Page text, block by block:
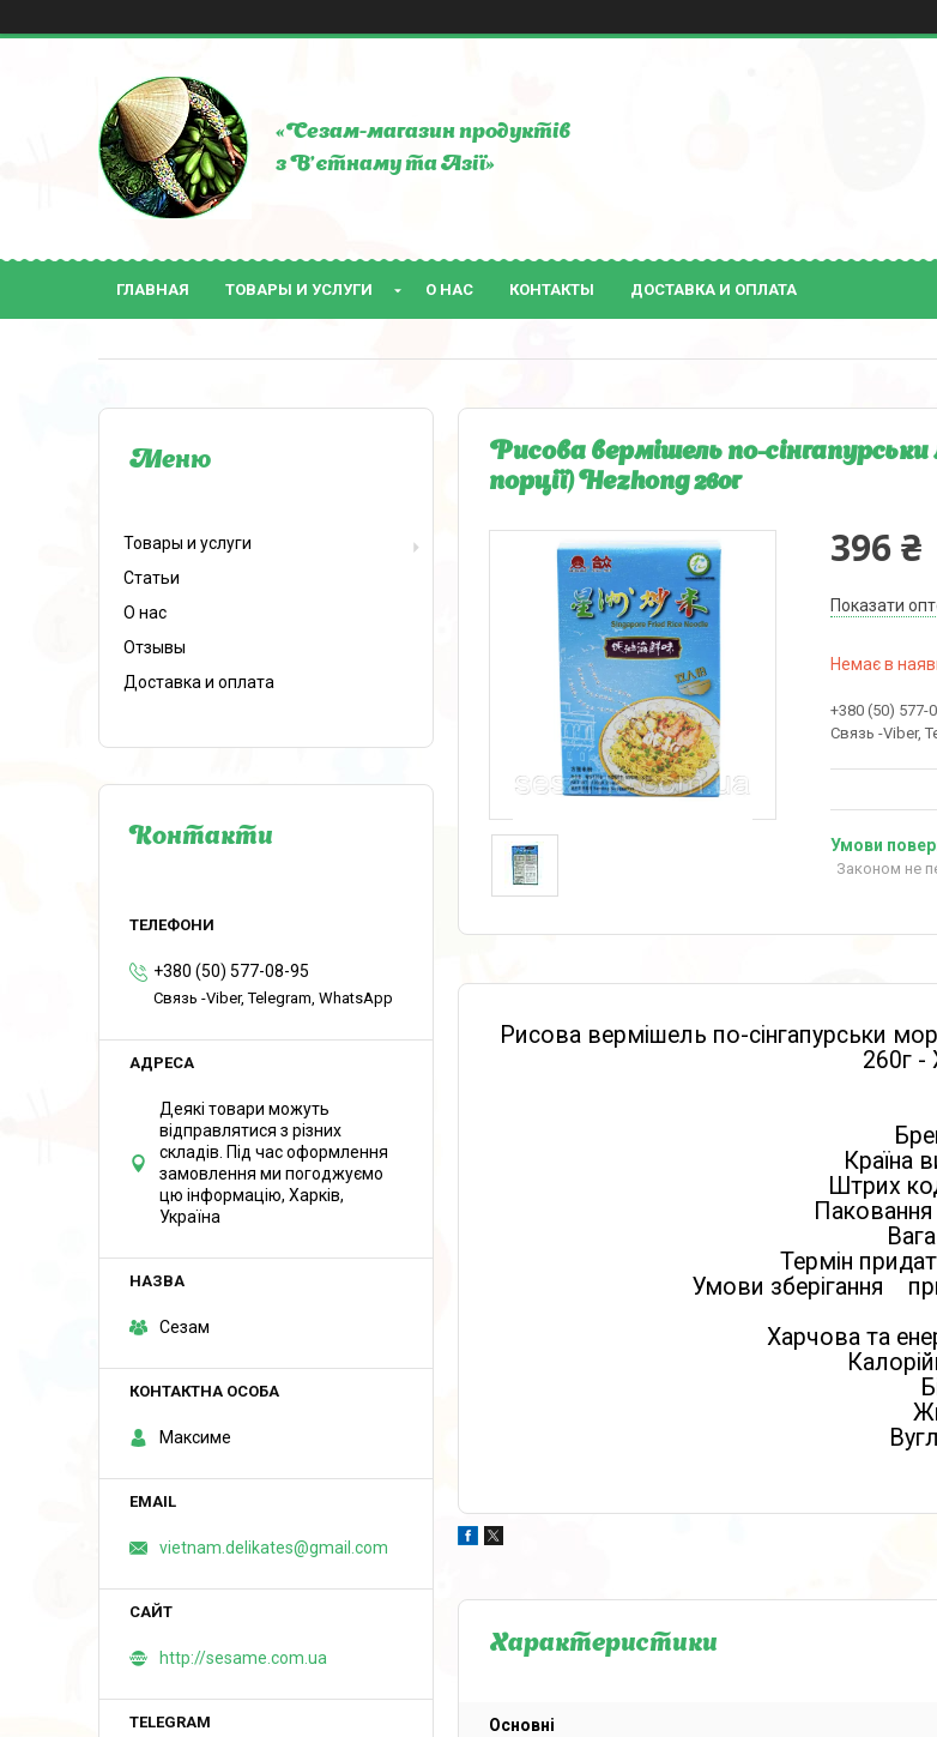
«Сезам-магазин продуктів
з В'єтнаму та Азії»
ГЛАВНАЯ ТОВАРЫ И УСЛУГИ О НАС КОНТАКТЫ ДОСТАВКА И ОПЛАТА
Рисова вермішель по-
порції) Hezhong 260г
396 ₴
Показати
Немає в
+380 (50) 577-
Связь -Viber,
Законом не
Рисова вермішель по-сінгапурськи
260г -
Країна
Штрих
Термін
Умови зберігання
Харчова та
Характеристики
Основні
Товары и услуги
Статьи
О нас
Отзывы
Доставка и оплата
Контакти
+380 (50) 577-08-95
Связь -Viber, Telegram, WhatsApp
Деякі товари можуть
відправлятися з різних
складів. Під час оформлення
замовлення ми погоджуємо
цю інформацію, Харків,
Україна
Сезам
Максиме
vietnam.delikates@gmail.com
http://sesame.com.ua